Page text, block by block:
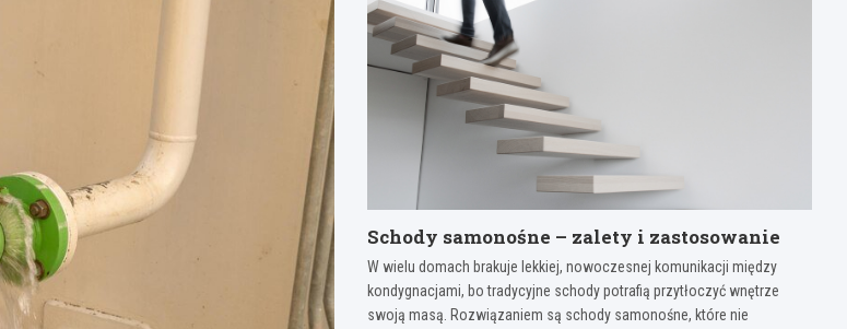
Schody samonośne – zalety i zastosowanie
W wielu domach brakuje lekkiej, nowoczesnej komunikacji między
kondygnacjami, bo tradycyjne schody potrafią przytłoczyć wnętrze
swoją masą. Rozwiązaniem są schody samonośne, które nie